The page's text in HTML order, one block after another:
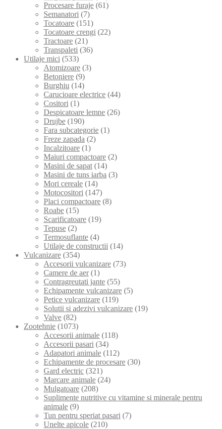
Procesare furaje (61)
Semanatori (7)
Tocatoare (151)
Tocatoare crengi (22)
Tractoare (21)
Transpaleti (36)
Utilaje mici (533)
Atomizoare (3)
Betoniere (9)
Burghiu (14)
Carucioare electrice (44)
Cositori (1)
Despicatoare lemne (26)
Drujbe (190)
Fara subcategorie (1)
Freze zapada (2)
Incalzitoare (1)
Maiuri compactoare (2)
Masini de sapat (14)
Masini de tuns iarba (3)
Mori cereale (14)
Motocositori (147)
Placi compactoare (8)
Roabe (15)
Scarificatoare (19)
Tepuse (2)
Termosuflante (4)
Utilaje de constructii (14)
Vulcanizare (354)
Accesorii vulcanizare (73)
Camere de aer (1)
Contragreutati jante (55)
Echipamente vulcanizare (5)
Petice vulcanizare (119)
Solutii si adezivi vulcanizare (19)
Valve (82)
Zootehnie (1073)
Accesorii animale (118)
Accesorii pasari (34)
Adapatori animale (112)
Echipamente de procesare (30)
Gard electric (321)
Marcare animale (24)
Mulgatoare (208)
Suplimente nutritive cu vitamine si minerale pentru
animale (9)
Tun pentru speriat pasari (7)
Unelte apicole (210)